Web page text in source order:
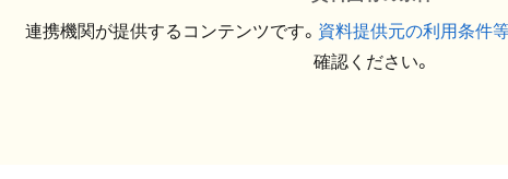
連携機関が提供するコンテンツです。 資料提供元の利用条件
確認ください。